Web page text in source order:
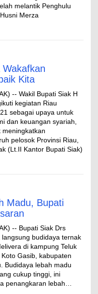
melantik Penghulu
Merza
Kita
-- Wakil Bupati Siak H
kegiatan Riau
sebagai upaya untuk
dan keuangan syariah,
pelosok Provinsi Riau,
(Lt.II Kantor Bupati Siak)
Madu, Bupati
-- Bupati Siak Drs
budidaya ternak
di kampung Teluk
Gasib, kabupaten
Budidaya lebah madu
cukup tinggi, ini
penangkaran lebah…